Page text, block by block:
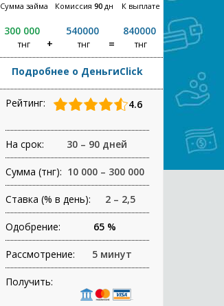
Сумма займа
300 000
тнг
Комиссия 90дн
540000
тнг
К выплате
840000
тнг
Подробнее о ДеньгиClick
Рейтинг: 4.6
На срок: 30 – 90 дней
Сумма (тнг): 10 000 – 300 000
Ставка (% в день): 2 – 2,5
Одобрение: 65 %
Рассмотрение: 5 минут
Получить: